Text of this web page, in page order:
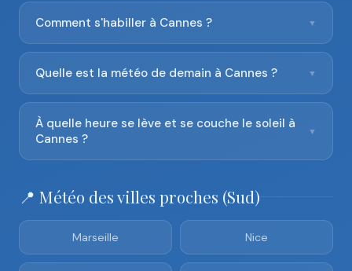
Comment s'habiller à Cannes ? ▼
Quelle est la météo de demain à Cannes ? ▼
À quelle heure se lève et se couche le soleil à
Cannes ?
▼
📍 Météo des villes proches (Sud)
Marseille Nice